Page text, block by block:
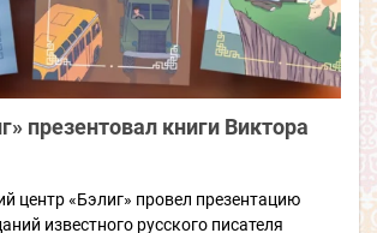
презентовал книги Виктора
центр «Бэлиг» провел презентацию
известного русского писателя